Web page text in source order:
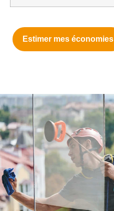
Estimer mes économies